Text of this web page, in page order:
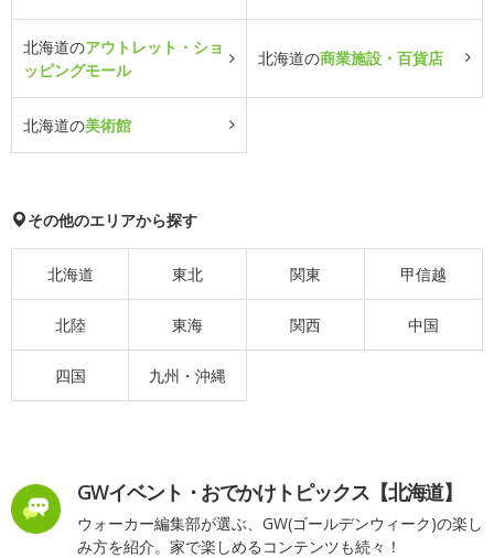
北海道のアウトレット・ショ
ッピングモール
北海道の商業施設・百貨店
北海道の美術館
その他のエリアから探す
北海道 東北 関東 甲信越
北陸 東海 関西 中国
四国 九州・沖縄
GWイベント・おでかけトピックス【北海道】
ウォーカー編集部が選ぶ、GW(ゴールデンウィーク)の楽し
み方を紹介。家で楽しめるコンテンツも続々！